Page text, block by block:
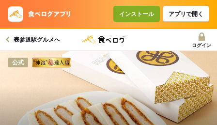
インストール アプリで開く
表参道駅グルメへ
ログイン
公式
コースで使えるクーポン
戻る
クーポンを利用せず予約する